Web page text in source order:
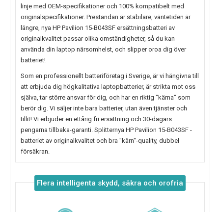
linje med OEM-specifikationer och 100% kompatibelt med
originalspecifikationer. Prestandan är stabilare, väntetiden är
längre, nya HP Pavilion 15-B043SF ersättningsbatteri av
originalkvalitet passar olika omständigheter, så du kan
använda din laptop närsomhelst, och slipper oroa dig över
batteriet!
Som en professionellt batteriföretag i Sverige, är vi hängivna till
att erbjuda dig högkalitativa laptopbatterier, är strikta mot oss
själva, tar större ansvar för dig, och har en riktig "kärna" som
berör dig. Vi säljer inte bara batterier, utan även tjänster och
tillit! Vi erbjuder en ettårig fri ersättning och 30-dagars
pengarna tillbaka-garanti. Splitternya HP Pavilion 15-B043SF -
batteriet av originalkvalitet och bra "kärn"-quality, dubbel
försäkran.
Flera intelligenta skydd, säkra och orofria